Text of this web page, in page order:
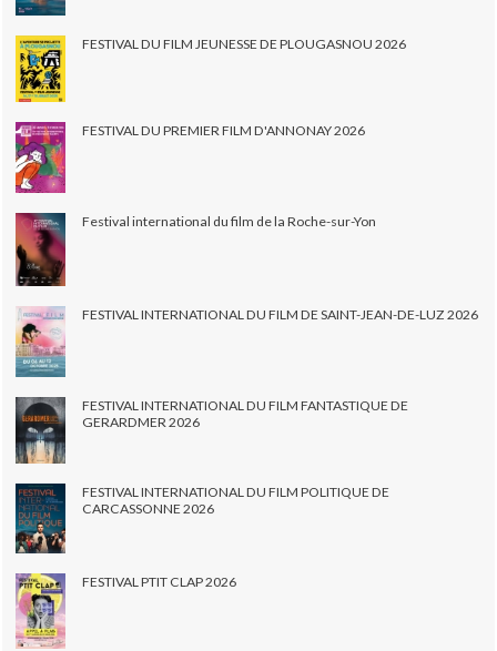
FESTIVAL DU FILM JEUNESSE DE PLOUGASNOU 2026
FESTIVAL DU PREMIER FILM D'ANNONAY 2026
Festival international du film de la Roche-sur-Yon
FESTIVAL INTERNATIONAL DU FILM DE SAINT-JEAN-DE-LUZ 2026
FESTIVAL INTERNATIONAL DU FILM FANTASTIQUE DE
GERARDMER 2026
FESTIVAL INTERNATIONAL DU FILM POLITIQUE DE
CARCASSONNE 2026
FESTIVAL PTIT CLAP 2026